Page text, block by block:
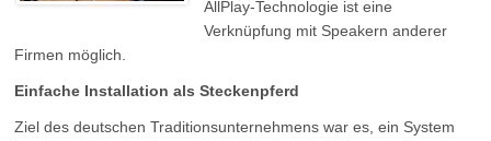
AllPlay-Technologie ist eine
Verknüpfung mit Speakern anderer
Firmen möglich.
Einfache Installation als Steckenpferd
Ziel des deutschen Traditionsunternehmens war es, ein System